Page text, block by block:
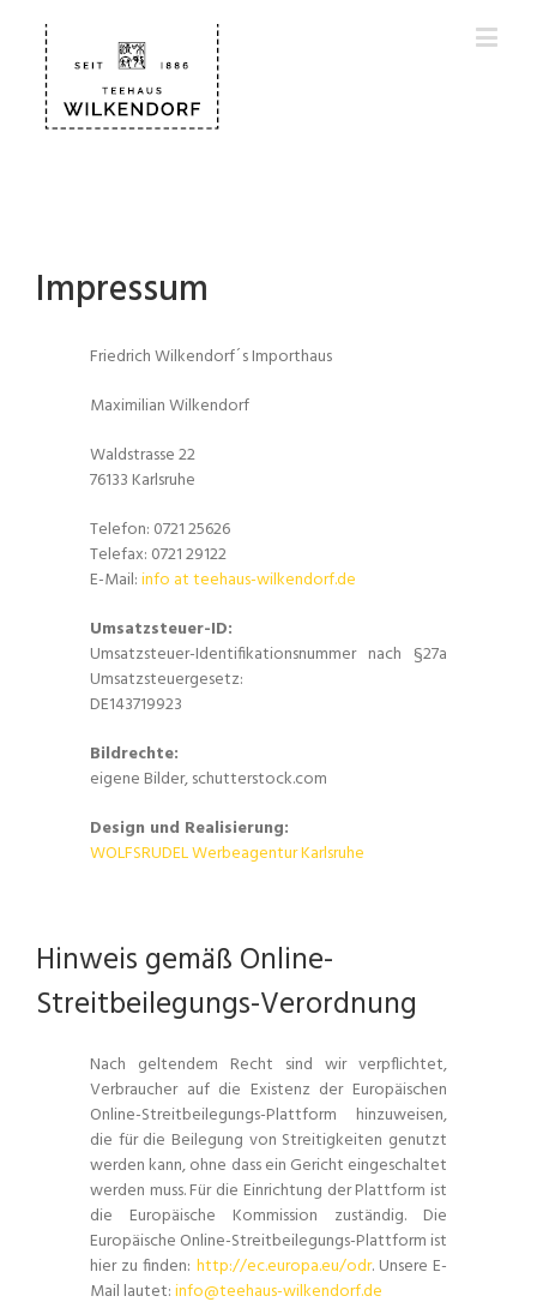
Impressum
Friedrich Wilkendorf´s Importhaus
Maximilian Wilkendorf
Waldstrasse 22
76133 Karlsruhe
Telefon: 0721 25626
Telefax: 0721 29122
E-Mail:info at teehaus-wilkendorf.de
Umsatzsteuer-ID:
Umsatzsteuer-Identifikationsnummer nach §27a
Umsatzsteuergesetz:
DE143719923
Bildrechte:
eigene Bilder, schutterstock.com
Design und Realisierung:
WOLFSRUDEL Werbeagentur Karlsruhe
Hinweis gemäß Online-
Streitbeilegungs-Verordnung
Nach geltendem Recht sind wir verpflichtet,
Verbraucher auf die Existenz der Europäischen
Online-Streitbeilegungs-Plattform hinzuweisen,
die für die Beilegung von Streitigkeiten genutzt
werden kann, ohne dass ein Gericht eingeschaltet
werden muss. Für die Einrichtung der Plattform ist
die Europäische Kommission zuständig. Die
Europäische Online-Streitbeilegungs-Plattform ist
hier zu finden: http://ec.europa.eu/odr. Unsere E-
Mail lautet:info@teehaus-wilkendorf.de